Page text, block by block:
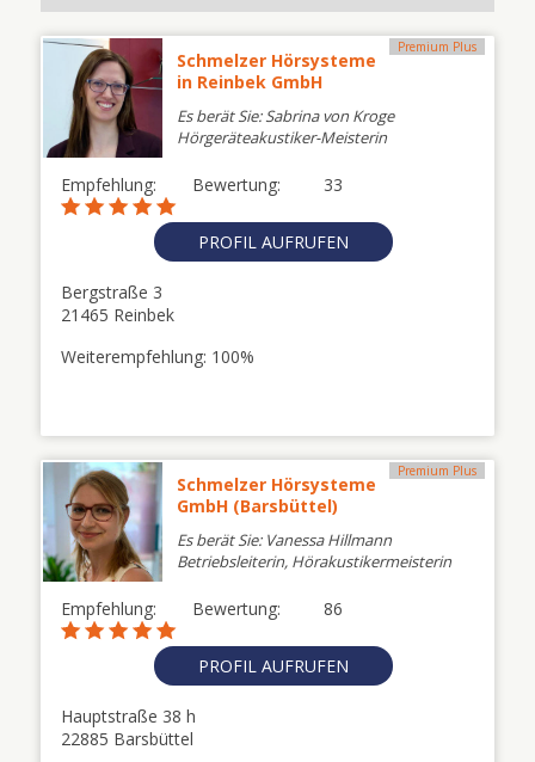
Premium Plus
Schmelzer Hörsysteme
in Reinbek GmbH
Es berät Sie: Sabrina von Kroge
Hörgeräteakustiker-Meisterin
Empfehlung: 33
Bewertung:
PROFIL AUFRUFEN
Bergstraße 3
21465 Reinbek
Weiterempfehlung: 100%
Premium Plus
Schmelzer Hörsysteme
GmbH (Barsbüttel)
Es berät Sie: Vanessa Hillmann
Betriebsleiterin, Hörakustikermeisterin
Empfehlung: 86
Bewertung:
PROFIL AUFRUFEN
Hauptstraße 38 h
22885 Barsbüttel